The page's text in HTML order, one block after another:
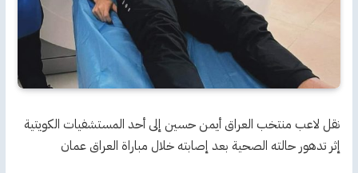
نقل لاعب منتخب ‎العراق ‎أيمن حسين إلى أحد المستشفيات الكويتية
إثر تدهور حالته الصحية بعد إصابته خلال مباراة ‎العراق عمان